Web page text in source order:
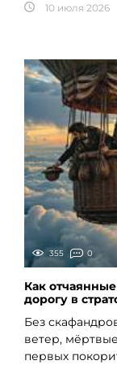
10 июля 2026
355 0
Как
дорогу в
Без
ветер,
первых